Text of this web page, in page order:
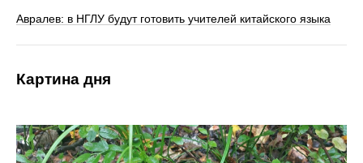
Авралев: в НГЛУ будут готовить учителей китайского языка
Картина дня